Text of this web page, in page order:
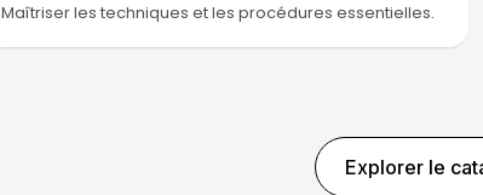
Maîtriser les techniques et les procédures essentielles.
Explorer le